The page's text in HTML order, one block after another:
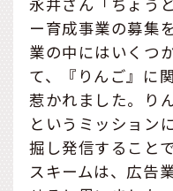
ー育成事業の募集
業の中にはいくつ
て、『りんご』に
惹かれました。り
というミッション
掘し発信すること
スキームは、広告